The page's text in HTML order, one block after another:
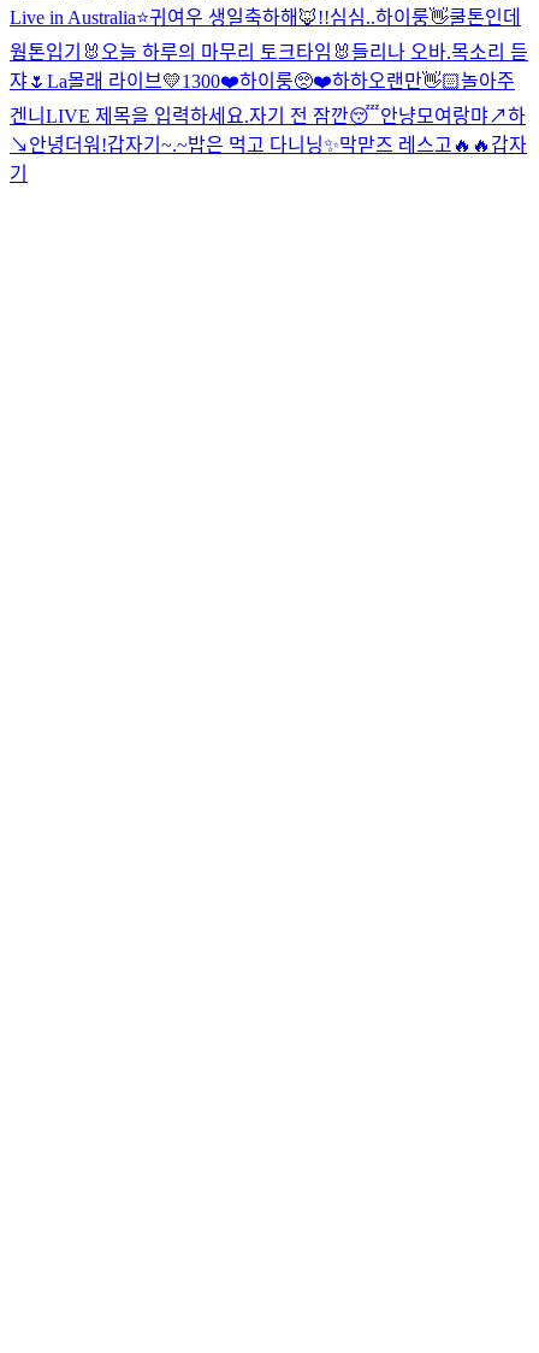
Live in Australia⭐️귀여우 생일축하해🦊!!심심..하이룽👋쿨톤인데
웜톤입기 🐰오늘 하루의 마무리 토크타임🐰들리나 오바.목소리 듣
쟈🌷 La몰래 라이브💛1300❤️하이룽🥺❤️하하오랜만👋🏻놀아주
겐니 LIVE 제목을 입력하세요.자기 전 잠깐😴안냥모여랑먀↗️하
↘️안녕더워!갑자기~.~밥은 먹고 다니닝✨막맏즈 레스고🔥🔥 갑자
기